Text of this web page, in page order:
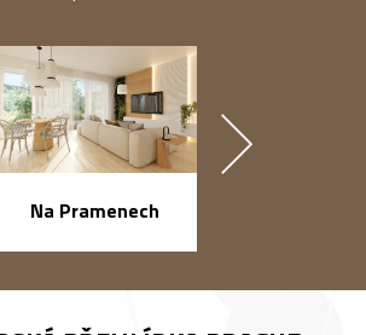
Na Pramenech